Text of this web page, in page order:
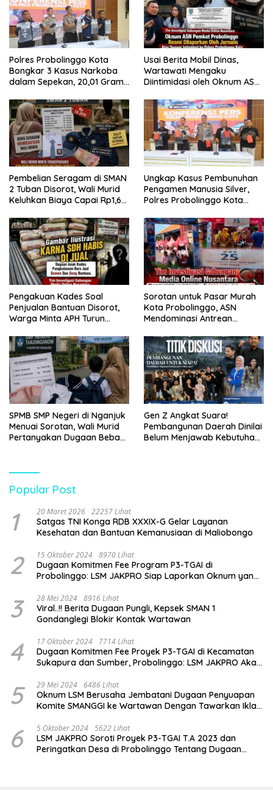
Polres Probolinggo Kota
Bongkar 3 Kasus Narkoba
dalam Sepekan, 20,01 Gram
Usai Berita Mobil Dinas,
Wartawati Mengaku
Diintimidasi oleh Oknum ASN
Tempuh Jalur Hukum
Pembelian Seragam di SMAN
2 Tuban Disorot, Wali Murid
Keluhkan Biaya Capai Rp1,6
Ungkap Kasus Pembunuhan
Pengamen Manusia Silver,
Polres Probolinggo Kota
Pengakuan Kades Soal
Penjualan Bantuan Disorot,
Warga Minta APH Turun
Sorotan untuk Pasar Murah
Kota Probolinggo, ASN
Mendominasi Antrean
SPMB SMP Negeri di Nganjuk
Menuai Sorotan, Wali Murid
Pertanyakan Dugaan Beban
Pendidikan
Gen Z Angkat Suara!
Pembangunan Daerah Dinilai
Belum Menjawab Kebutuhan
Popular Post
1 20 Maret 2026 22257 Lihat
Satgas TNI Konga RDB XXXIX-G Gelar Layanan
Kesehatan dan Bantuan Kemanusiaan di Maliobongo
2 15 Oktober 2024 8970 Lihat
Dugaan Komitmen Fee Program P3-TGAI di
Probolinggo: LSM JAKPRO Siap Laporkan Oknum yang
3 28 Mei 2024 8916 Lihat
Viral..!! Berita Dugaan Pungli, Kepsek SMAN 1
Gondanglegi Blokir Kontak Wartawan
4 17 Oktober 2024 7714 Lihat
Dugaan Komitmen Fee Proyek P3-TGAI di Kecamatan
Sukapura dan Sumber, Probolinggo: LSM JAKPRO Akan
5 29 Mei 2024 6486 Lihat
Oknum LSM Berusaha Jembatani Dugaan Penyuapan
Komite SMANGGI ke Wartawan Dengan Tawarkan Iklan
6 5 Oktober 2024 5622 Lihat
LSM JAKPRO Soroti Proyek P3-TGAI T.A 2023 dan
Peringatkan Desa di Probolinggo Tentang Dugaan